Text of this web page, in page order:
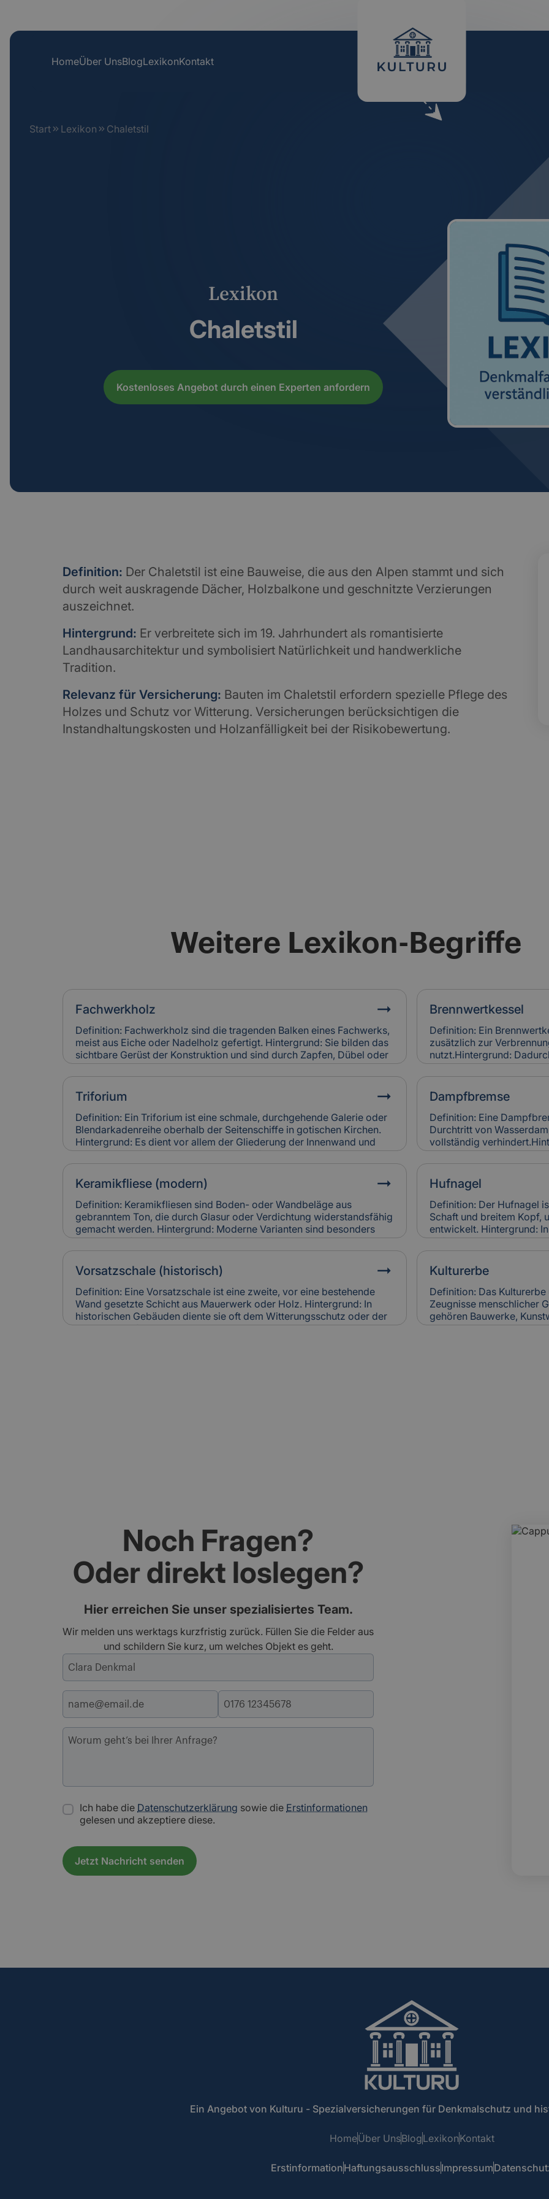
HomeÜber UnsBlogLexikonKontakt
Start Lexikon Chaletstil
Lexikon
Chaletstil
Kostenloses Angebot durch einen Experten anfordern
Definition: Der Chaletstil ist eine Bauweise, die aus den Alpen stammt und sich
durch weit auskragende Dächer, Holzbalkone und geschnitzte Verzierungen
auszeichnet.
Hintergrund: Er verbreitete sich im 19. Jahrhundert als romantisierte
Landhausarchitektur und symbolisiert Natürlichkeit und handwerkliche
Tradition.
Relevanz für Versicherung: Bauten im Chaletstil erfordern spezielle Pflege des
Holzes und Schutz vor Witterung. Versicherungen berücksichtigen die
Instandhaltungskosten und Holzanfälligkeit bei der Risikobewertung.
Weitere Lexikon-Begriffe
Fachwerkholz
Definition: Fachwerkholz sind die tragenden Balken eines Fachwerks,
meist aus Eiche oder Nadelholz gefertigt. Hintergrund: Sie bilden das
sichtbare Gerüst der Konstruktion und sind durch Zapfen, Dübel oder
Verblattungen miteinander verbunden. Fachwerkholz bestimmt
Stabilität und Erscheinungsbild eines Gebäudes. Relevanz für
Versicherung: Risse, Fäulnis oder Schädlingsbefall am Fachwerkholz
führen zu hohen Restaurierungskosten, die Versicherungen bei
denkmalgerechter Instandsetzung berücksichtigen.
Brennwertkessel
Definition: Ein
zusätzlich zur
nutzt.Hintergrund:
und spart Energie im
Denkmalgebäuden wird
Heizungsanlagen
Brennwertkessel senken
regelmäßige Wartung.
werden in der
Triforium
Definition: Ein Triforium ist eine schmale, durchgehende Galerie oder
Blendarkadenreihe oberhalb der Seitenschiffe in gotischen Kirchen.
Hintergrund: Es dient vor allem der Gliederung der Innenwand und
trägt zur Lichtführung und optischen Tiefe des Raumes bei. Relevanz
für Versicherung: Schäden an Triforien sind häufig schwer zugänglich
und teuer in der Restaurierung. Versicherungen bewerten sie
entsprechend ihres künstlerischen und baulichen Werts.
Dampfbremse
Definition: Eine
Durchtritt von
vollständig
Wandkonstruktionen
der Dämmung zu
Dampfbremsen können
Versicherungen
Bewertung der
Keramikfliese (modern)
Definition: Keramikfliesen sind Boden- oder Wandbeläge aus
gebranntem Ton, die durch Glasur oder Verdichtung widerstandsfähig
gemacht werden. Hintergrund: Moderne Varianten sind besonders
langlebig, pflegeleicht und in vielen Designs erhältlich. Sie werden
häufig zur Sanierung älterer Gebäude eingesetzt, um historische
Räume zeitgemäß nutzbar zu machen. Relevanz für Versicherung:
Keramikfliesen gelten als robust, können aber bei
Leitungswasserschäden hohe Reparaturkosten verursachen, wenn sie
vollständig ersetzt werden müssen.
Hufnagel
Definition: Der Hufnagel
Schaft und breitem Kopf,
entwickelt. Hintergrund:
Befestigungselement in
Alte Hufnägel sind oft
Bauweise. Relevanz für
Holzschäden
ersetzt, was in die
Sanierungen einfließt.
Vorsatzschale (historisch)
Definition: Eine Vorsatzschale ist eine zweite, vor eine bestehende
Wand gesetzte Schicht aus Mauerwerk oder Holz. Hintergrund: In
historischen Gebäuden diente sie oft dem Witterungsschutz oder der
optischen Aufwertung einer Fassade. Heute wird sie auch zur
Kulturerbe
Definition: Das
Zeugnisse menschlicher
gehören Bauwerke,
die über Generationen
Noch Fragen?
Oder direkt loslegen?
Hier erreichen Sie unser spezialisiertes Team.
Wir melden uns werktags kurzfristig zurück. Füllen Sie die Felder aus
und schildern Sie kurz, um welches Objekt es geht.
Ich habe die Datenschutzerklärung sowie die Erstinformationen
gelesen und akzeptiere diese.
Ein Angebot von Kulturu - Spezialversicherungen für Denkmalschutz und
HomeÜber UnsBlogLexikonKontakt
ErstinformationHaftungsausschlussImpressum